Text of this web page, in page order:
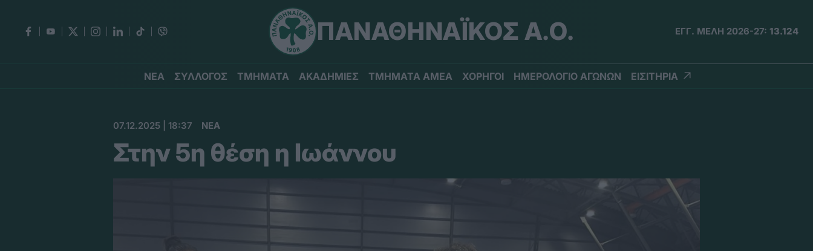
ΠΑΝΑΘΗΝΑΪΚΟΣ Α.Ο. ΕΓΓ. ΜΕΛΗ 2026-27: 13.124
ΝΕΑ ΣΥΛΛΟΓΟΣ ΤΜΗΜΑΤΑ ΑΚΑΔΗΜΙΕΣ ΤΜΗΜΑΤΑ ΑΜΕΑ ΧΟΡΗΓΟΙ ΗΜΕΡΟΛΟΓΙΟ ΑΓΩΝΩΝ ΕΙΣΙΤΗΡΙΑ
07.12.2025 | 18:37 ΝΕΑ
Στην 5η θέση η Ιωάννου